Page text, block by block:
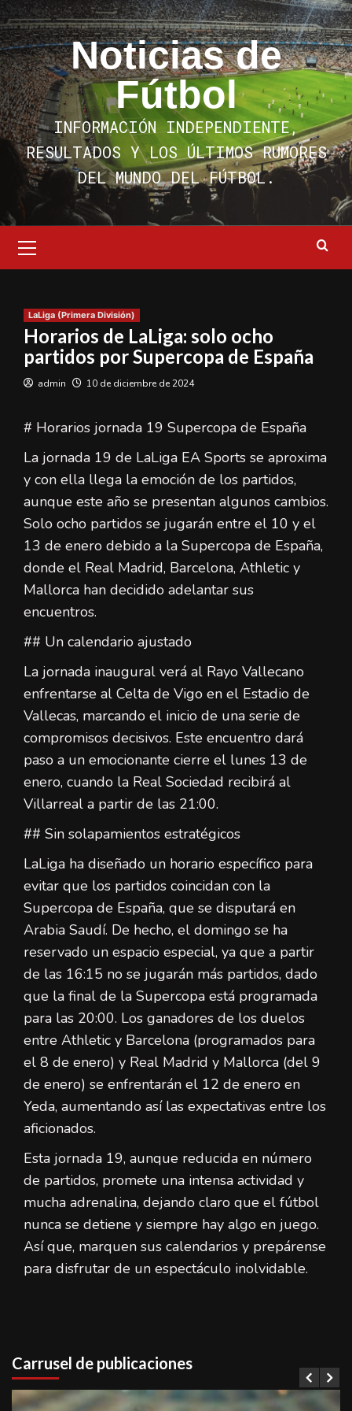
Saltar
al
contenido
Noticias de
Fútbol
INFORMACIÓN INDEPENDIENTE,
RESULTADOS Y LOS ÚLTIMOS RUMORES
DEL MUNDO DEL FÚTBOL.
primario
LaLiga (Primera División)
Horarios de LaLiga: solo ocho
partidos por Supercopa de España
admin 10 de diciembre de 2024
# Horarios jornada 19 Supercopa de España
La jornada 19 de LaLiga EA Sports se aproxima
y con ella llega la emoción de los partidos,
aunque este año se presentan algunos cambios.
Solo ocho partidos se jugarán entre el 10 y el
13 de enero debido a la Supercopa de España,
donde el Real Madrid, Barcelona, Athletic y
Mallorca han decidido adelantar sus
encuentros.
## Un calendario ajustado
La jornada inaugural verá al Rayo Vallecano
enfrentarse al Celta de Vigo en el Estadio de
Vallecas, marcando el inicio de una serie de
compromisos decisivos. Este encuentro dará
paso a un emocionante cierre el lunes 13 de
enero, cuando la Real Sociedad recibirá al
Villarreal a partir de las 21:00.
## Sin solapamientos estratégicos
LaLiga ha diseñado un horario específico para
evitar que los partidos coincidan con la
Supercopa de España, que se disputará en
Arabia Saudí. De hecho, el domingo se ha
reservado un espacio especial, ya que a partir
de las 16:15 no se jugarán más partidos, dado
que la final de la Supercopa está programada
para las 20:00. Los ganadores de los duelos
entre Athletic y Barcelona (programados para
el 8 de enero) y Real Madrid y Mallorca (del 9
de enero) se enfrentarán el 12 de enero en
Yeda, aumentando así las expectativas entre los
aficionados.
Esta jornada 19, aunque reducida en número
de partidos, promete una intensa actividad y
mucha adrenalina, dejando claro que el fútbol
nunca se detiene y siempre hay algo en juego.
Así que, marquen sus calendarios y prepárense
para disfrutar de un espectáculo inolvidable.
Carrusel de publicaciones